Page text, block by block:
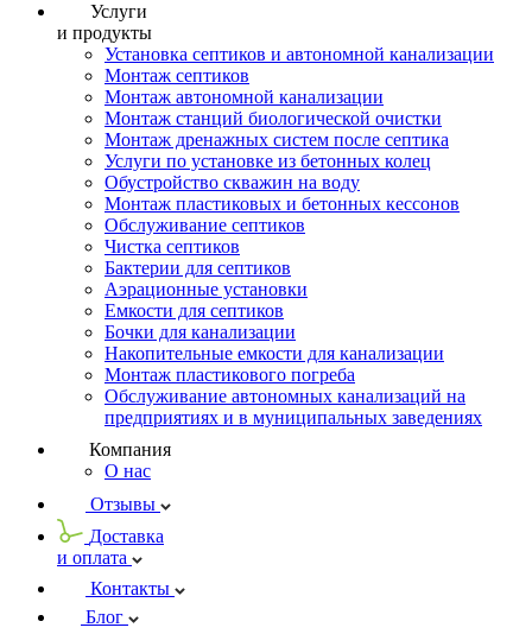
Услуги
и продукты
Установка септиков и автономной канализации
Монтаж септиков
Монтаж автономной канализации
Монтаж станций биологической очистки
Монтаж дренажных систем после септика
Услуги по установке из бетонных колец
Обустройство скважин на воду
Монтаж пластиковых и бетонных кессонов
Обслуживание септиков
Чистка септиков
Бактерии для септиков
Аэрационные установки
Емкости для септиков
Бочки для канализации
Накопительные емкости для канализации
Монтаж пластикового погреба
Обслуживание автономных канализаций на
предприятиях и в муниципальных заведениях
Компания
О нас
Отзывы
Доставка
и оплата
Контакты
Блог